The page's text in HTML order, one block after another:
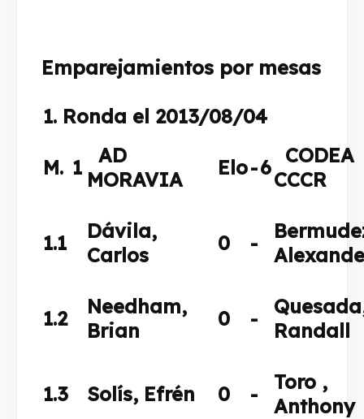
Emparejamientos por mesas
1. Ronda el 2013/08/04
M. 1
AD
MORAVIA
Elo-6 CODEA
CCCR
1.1
Dávila,
Carlos
0 -
1.2
Needham,
Brian
0 -
Randall
1.3 Solís, Efrén 0 -
Toro ,
Anthony